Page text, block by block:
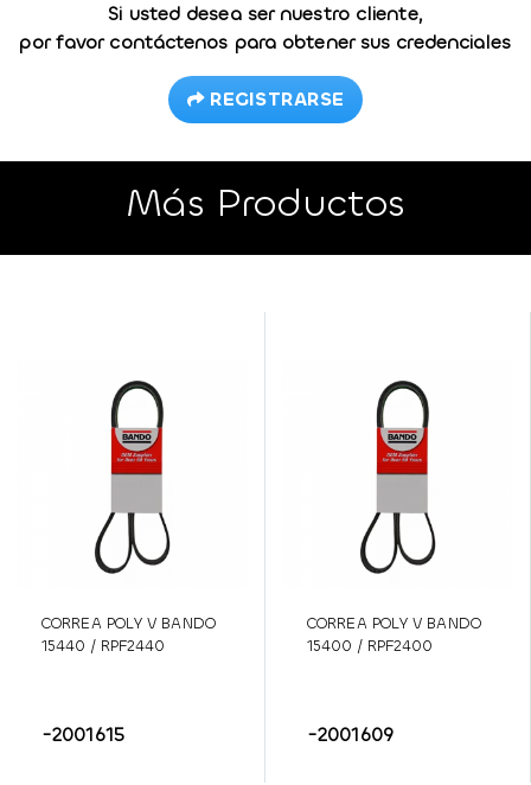
Si usted desea ser nuestro cliente,
por favor contáctenos para obtener sus credenciales
REGISTRARSE
Más Productos
CORREA POLY V BANDO
15440 / RPF2440
-2001615
CORREA POLY V BANDO
15400 / RPF2400
-2001609